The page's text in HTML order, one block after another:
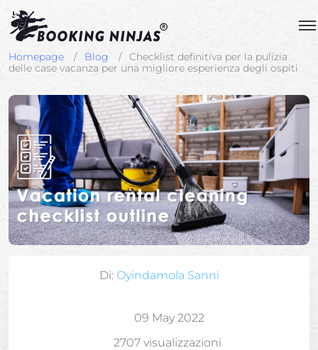
Homepage Blog
Checklist definitiva per la pulizia
delle case vacanza per una migliore esperienza degli ospiti
Di: Oyindamola Sanni
09 May 2022
2707 visualizzazioni